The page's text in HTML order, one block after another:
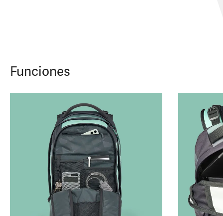
Funciones